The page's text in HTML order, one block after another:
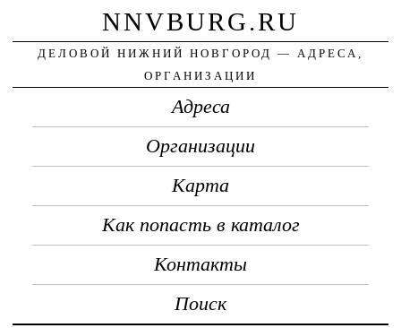
NNVBURG.RU
ДЕЛОВОЙ НИЖНИЙ НОВГОРОД — АДРЕСА,
ОРГАНИЗАЦИИ
Адреса
Организации
Карта
Как попасть в каталог
Контакты
Поиск